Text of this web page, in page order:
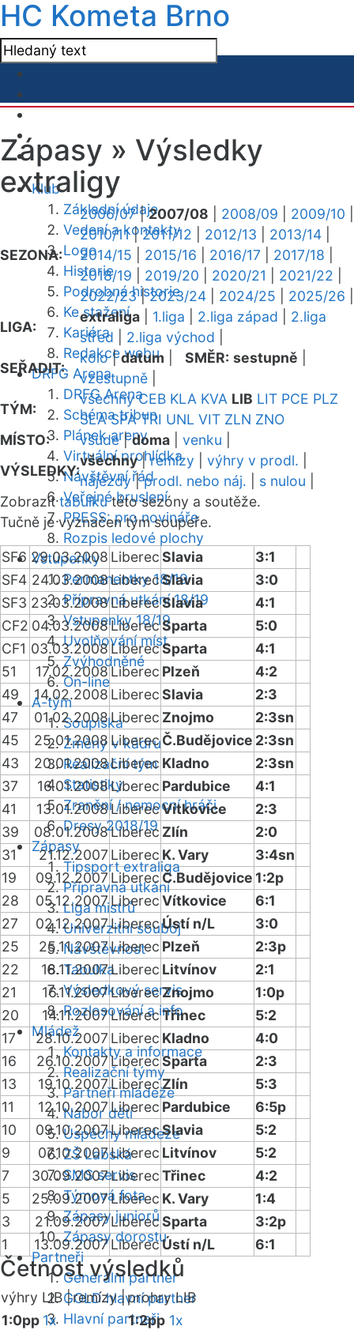
HC Kometa Brno
Klub
Základní údaje
Vedení a kontakty
Logo
Historie
Podrobná historie
Ke stažení
Kariéra
Redakce webu
DRFG Arena
DRFG Arena
Schéma tribun
Plánek areny
Virtuální prohlídka
Návštěvní řád
Veřejné bruslení
PRESS: pro novináře
Rozpis ledové plochy
Vstupenky
Permanentky 18/19
Přípravná utkání 18/19
Vstupenky 18/19
Uvolňování míst
Zvýhodněné
On-line
A-tým
Soupiska
Změny v kádru
Realizační tým
Statistiky
Zranění / nemocní hráči
Dresy 2018/19
Zápasy
Tipsport extraliga
Přípravná utkání
Liga mistrů
Univerzitní souboj
Návštěvnost
Tabulka
Výsledkový servis
Rozlosování a info
Mládež
Kontakty a informace
Realizační týmy
Partneři mládeže
Nábor dětí
Úspěchy mládeže
ZŠ Labská
SMS servis
Týmová fota
Zápasy juniorů
Zápasy dorostu
Partneři
Generální partner
GOLD hlavní partner
Hlavní partneři
Zápasy » Výsledky
extraligy
SEZONA:
2006/07|2007/08 2008/09 2009/10
2010/11|2011/12 2012/13 2013/14
2014/15
2015/16 2016/17 2017/18
2018/19
2019/20 2020/21 2021/22
2022/23|2023/24 2024/25 2025/26
LIGA:
extraliga 1.liga 2.liga západ
2.liga
střed
2.liga východ
SEŘADIT:
kolo|datum SMĚR: sestupně
vzestupně
TÝM:
všechny CEB KLA KVA LIB LIT PCE PLZ
SLA SPA TRI UNL VIT ZLN ZNO
MÍSTO:
všude|doma venku
VÝSLEDKY:
všechny|remízy výhry v prodl.
nájezdy|prodl. nebo náj. s nulou
Zobrazittabulkutéto sezóny a soutěže.
Tučně je vyznačen tým soupeře.
SF6 29.03.2008 LiberecSlavia
3:1
SF4 24.03.2008LiberecSlavia
3:0
SF3 23.03.2008LiberecSlavia
4:1
CF2 04.03.2008LiberecSparta
5:0
CF1 03.03.2008LiberecSparta
4:1
51
17.02.2008Liberec Plzeň
4:2
49
14.02.2008 LiberecSlavia
2:3
47
01.02.2008 Liberec Znojmo
2:3sn
45
25.01.2008 LiberecČ.Budějovice 2:3sn
43
20.01.2008Liberec Kladno
2:3sn
37
16.01.2008Liberec Pardubice
4:1
41
13.01.2008LiberecVítkovice
2:3
39
08.01.2008Liberec Zlín
2:0
31
21.12.2007 Liberec K. Vary
3:4sn
19
09.12.2007 Liberec Č.Budějovice 1:2p
28
05.12.2007LiberecVítkovice
6:1
27
02.12.2007LiberecÚstí n/L
3:0
25
25.11.2007Liberec Plzeň
2:3p
22
18.11.2007Liberec Litvínov
2:1
21
16.11.2007LiberecZnojmo
1:0p
20
14.11.2007LiberecTřinec
5:2
17
28.10.2007 Liberec Kladno
4:0
16
26.10.2007LiberecSparta
2:3
13
19.10.2007LiberecZlín
5:3
11
12.10.2007Liberec Pardubice
6:5p
10
09.10.2007LiberecSlavia
5:2
9
07.10.2007Liberec Litvínov
5:2
7
30.09.2007LiberecTřinec
4:2
5
25.09.2007Liberec K. Vary
1:4
3
21.09.2007LiberecSparta
3:2p
1
13.09.2007LiberecÚstí n/L 6:1
Četnost výsledků
výhry LIB |remízy |prohry LIB
1:0pp 1x
1:2pp 1x